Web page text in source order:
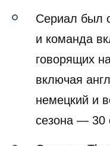
Сериал был
и команда
говорящих
включая
немецкий и
сезона — 30